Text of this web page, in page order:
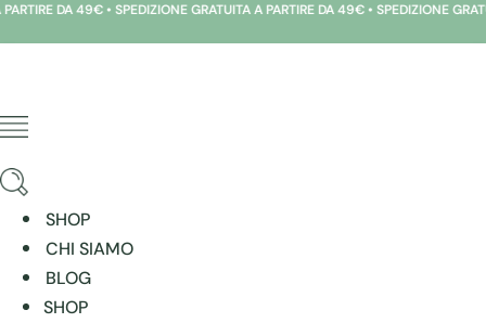
Vai
al
DA 49€ • SPEDIZIONE GRATUITA A PARTIRE DA 49€ • SPEDIZIONE
SHOP
CHI SIAMO
BLOG
SHOP